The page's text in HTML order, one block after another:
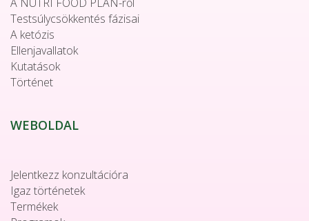
Testsúlycsökkentés fázisai
A ketózis
Ellenjavallatok
Kutatások
Történet
WEBOLDAL
Jelentkezz konzultációra
Igaz történetek
Termékek